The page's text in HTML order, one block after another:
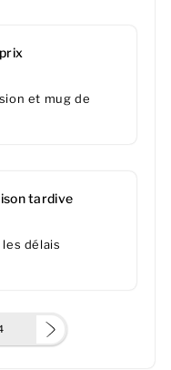
et mug de
tardive
délais